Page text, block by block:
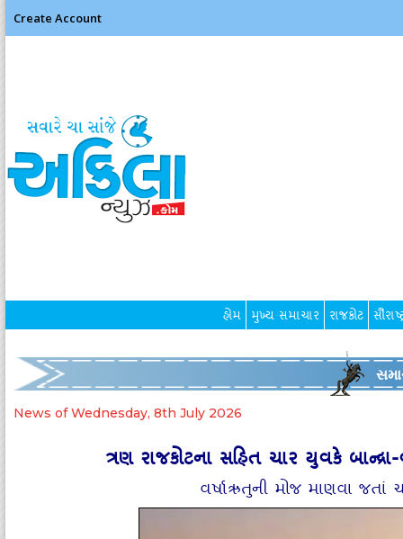
Create Account
હોમ મુખ્ય સમાચાર રાજકોટ
News of Wednesday, 8th July 2026
ત્રણ રાજકોટના સહિત ચાર યુવકે
વર્ષાઋતુની મોજ માણવા જતાં